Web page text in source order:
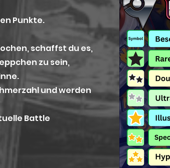
Punkte.
schaffst du es,
zu sein,
und werden
Battle